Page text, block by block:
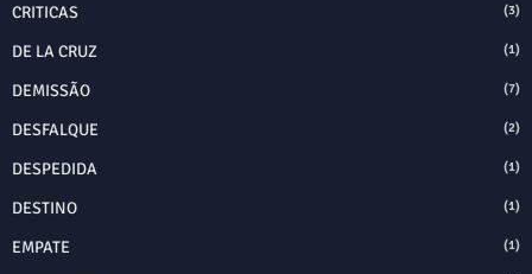
CRITICAS (3)
DE LA CRUZ (1)
DEMISSÃO (7)
DESFALQUE (2)
DESPEDIDA (1)
DESTINO (1)
EMPATE (1)